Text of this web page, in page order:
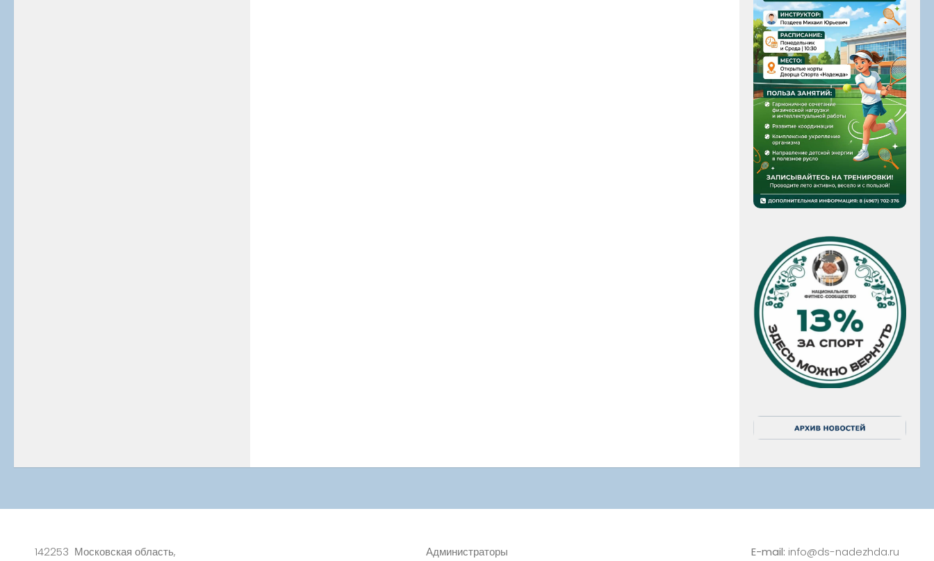
142253 Московская область, Администраторы E-mail: info@ds-nadezhda.ru